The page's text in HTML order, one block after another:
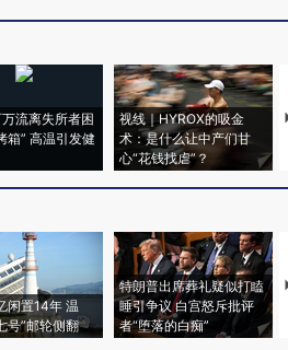
流离失所者困
箱” 高温引发健
视线｜HYROX的吸金
术：是什么让中产们甘
心“花钱找虐”？
闲置14年 温
号”邮轮侧翻
特朗普出席葬礼疑似打瞌
睡引争议 白宫怒斥批评
者“堕落的白痴”